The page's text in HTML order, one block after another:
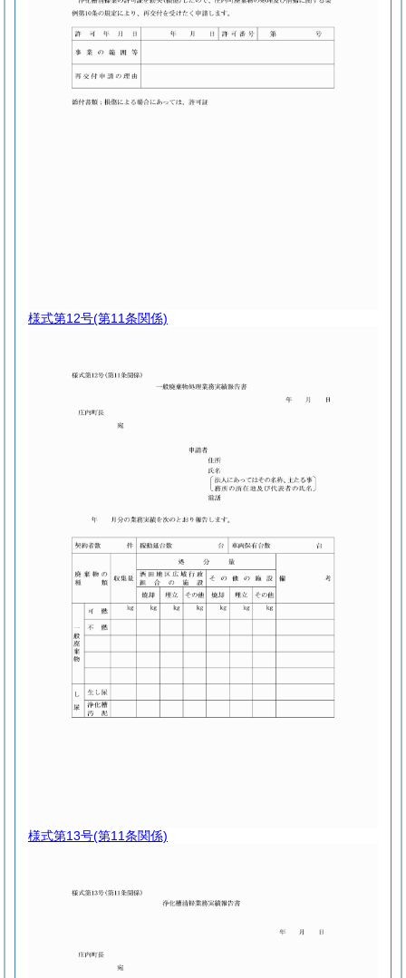
様式第12号(第11条関係)
様式第13号(第11条関係)